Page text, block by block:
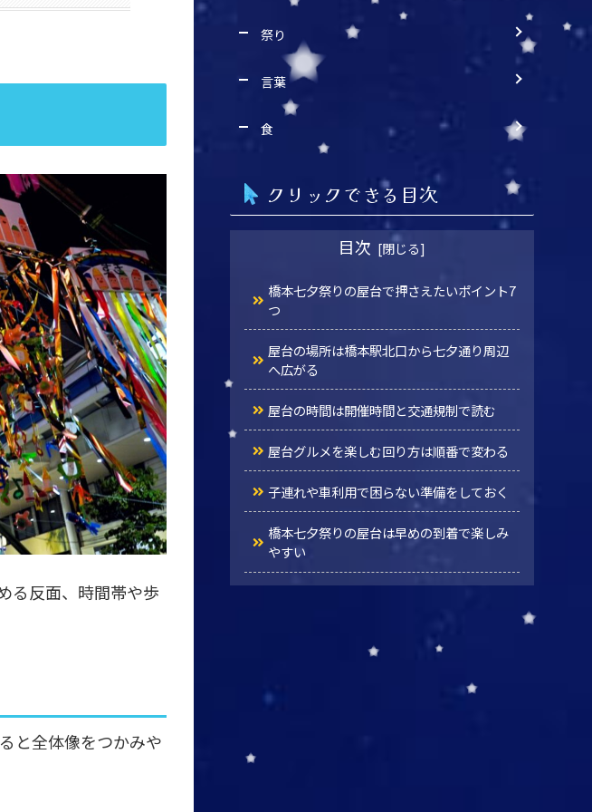
る反面、時間帯や歩
と全体像をつかみや
祭り
言葉
食
クリックできる目次
目次
橋本七夕祭りの屋台で押さえたいポイント7
つ
屋台の場所は橋本駅北口から七夕通り周辺
へ広がる
屋台の時間は開催時間と交通規制で読む
屋台グルメを楽しむ回り方は順番で変わる
子連れや車利用で困らない準備をしておく
橋本七夕祭りの屋台は早めの到着で楽しみ
やすい